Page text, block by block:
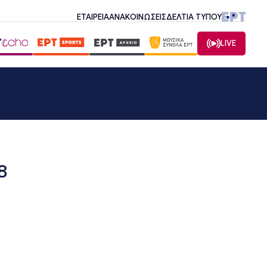
ΕΤΑΙΡΕΙΑΑΝΑΚΟΙΝΩΣΕΙΣΔΕΛΤΙΑ ΤΥΠΟΥ
LIVE